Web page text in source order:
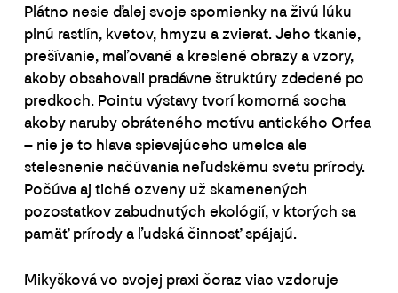
Plátno nesie ďalej svoje spomienky na živú lúku
plnú rastlín, kvetov, hmyzu a zvierat. Jeho tkanie,
prešívanie, maľované a kreslené obrazy a vzory,
akoby obsahovali pradávne štruktúry zdedené po
predkoch. Pointu výstavy tvorí komorná socha
akoby naruby obráteného motívu antického Orfea
– nie je to hlava spievajúceho umelca ale
stelesnenie načúvania neľudskému svetu prírody.
Počúva aj tiché ozveny už skamenených
pozostatkov zabudnutých ekológií, v ktorých sa
pamäť prírody a ľudská činnosť spájajú.
Mikyšková vo svojej praxi čoraz viac vzdoruje